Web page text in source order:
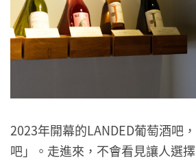
2023年開幕的LANDED葡萄酒吧
吧」。走進來，不會看見讓人選